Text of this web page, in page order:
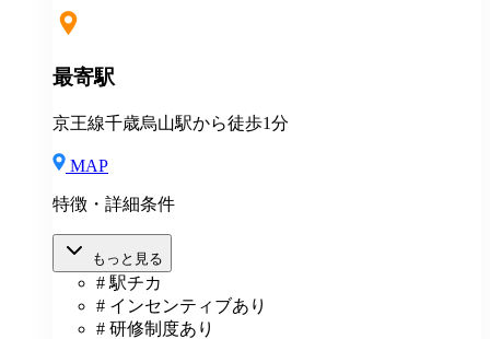
最寄駅
京王線千歳烏山駅から徒歩1分
MAP
特徴・詳細条件
もっと見る
# 駅チカ
# インセンティブあり
# 研修制度あり